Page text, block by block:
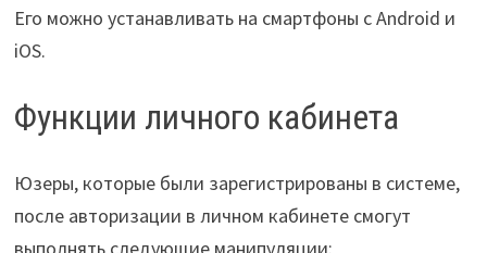
Его можно устанавливать на смартфоны с Android и
iOS.
Функции личного кабинета
Юзеры, которые были зарегистрированы в системе,
после авторизации в личном кабинете смогут
выполнять следующие манипуляции: